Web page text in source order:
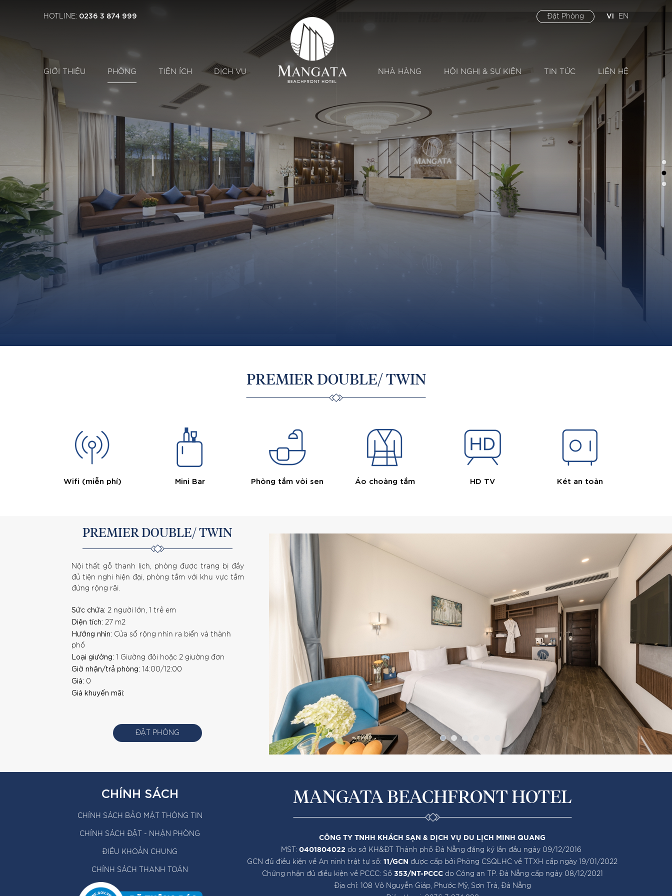
HOTLINE: 0236 3 874 999 Đặt Phòng VI EN
GIỚI THIỆU PHÒNG TIỆN ÍCH DỊCH VỤ NHÀ HÀNG HỘI NGHỊ & SỰ KIỆN TIN TỨC LIÊN HỆ
PREMIER DOUBLE/ TWIN
Wifi (miễn phí) Mini Bar Phòng tắm vòi sen Áo choàng tắm HD TV Két an toàn
PREMIER DOUBLE/ TWIN
Nội thất gỗ thanh lịch, phòng được trang bị đầy
đủ tiện nghi hiện đại, phòng tắm với khu vực tắm
đứng rộng rãi.
Sức chứa: 2 người lớn, 1 trẻ em
Diện tích: 27 m2
Hướng nhìn: Cửa sổ rộng nhìn ra biển và thành
phố
Loại giường: 1 Giường đôi hoặc 2 giường đơn
Giờ nhận/trả phòng: 14:00/12:00
Giá: 0
Giá khuyến mãi:
ĐẶT PHÒNG
CHÍNH SÁCH
CHÍNH SÁCH BẢO MẬT THÔNG TIN
CHÍNH SÁCH ĐẶT - NHẬN PHÒNG
ĐIỀU KHOẢN CHUNG
CHÍNH SÁCH THANH TOÁN
MANGATA BEACHFRONT HOTEL
CÔNG TY TNHH KHÁCH SẠN & DỊCH VỤ DU LỊCH MINH QUANG
MST: 0401804022 do sở KH&ĐT Thành phố Đà Nẵng đăng ký lần đầu ngày 09/12/2016
GCN đủ điều kiện về An ninh trật tự số: 11/GCN được cấp bởi Phòng CSQLHC về TTXH cấp ngày 19/01/2022
Chứng nhận đủ điều kiện về PCCC: Số 353/NT-PCCCdo Công an TP. Đà Nẵng cấp ngày 08/12/2021
Địa chỉ: 108 Võ Nguyễn Giáp, Phước Mỹ, Sơn Trà, Đà Nẵng